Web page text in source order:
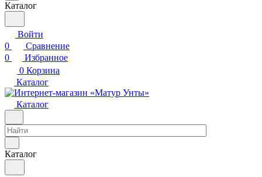
Каталог
Войти
0
Сравнение
0
Избранное
0 Корзина
Каталог
Каталог
Каталог